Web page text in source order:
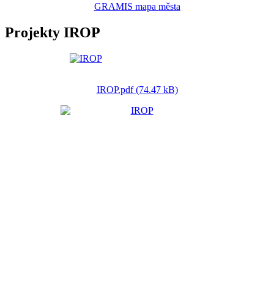
GRAMIS mapa města
Projekty IROP
IROP.pdf (74.47 kB)